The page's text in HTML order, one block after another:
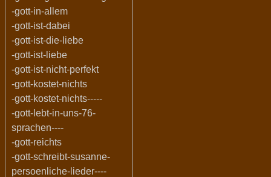
-gott-in-allem
-gott-ist-dabei
-gott-ist-die-liebe
-gott-ist-liebe
-gott-ist-nicht-perfekt
-gott-kostet-nichts
-gott-kostet-nichts-----
-gott-lebt-in-uns-76-
sprachen----
-gott-reichts
-gott-schreibt-susanne-
persoenliche-lieder----